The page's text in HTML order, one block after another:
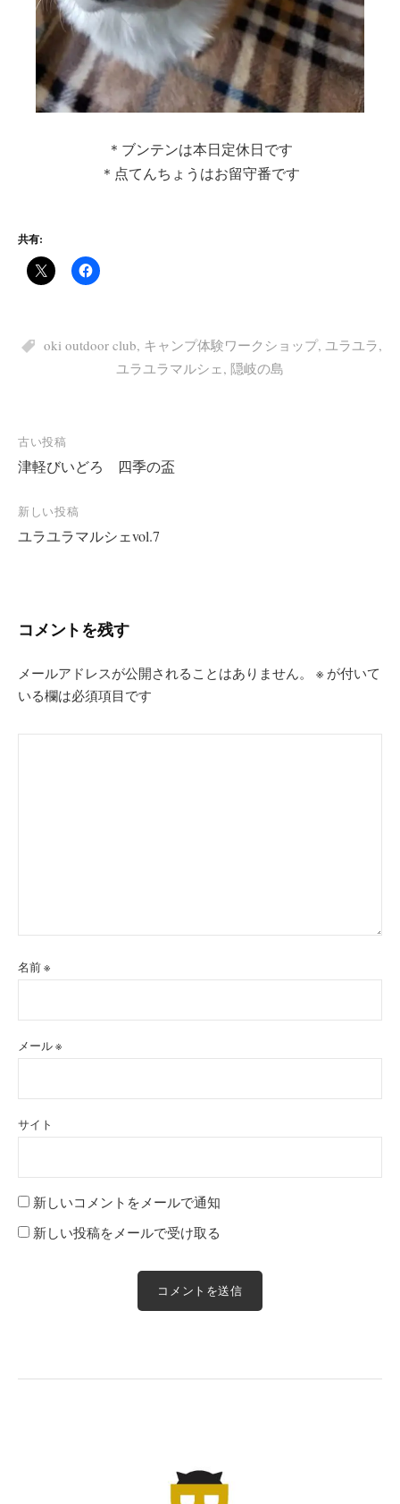
＊ブンテンは本日定休日です
＊点てんちょうはお留守番です
共有:
oki outdoor club, キャンプ体験ワークショップ, ユラユラ,
ユラユラマルシェ, 隠岐の島
投
稿
ナ
ビ
ゲ
ョ
古い投稿
津軽びいどろ 四季の盃
新しい投稿
ユラユラマルシェvol.7
コメントを残す
メールアドレスが公開されることはありません。 ※ が付いて
いる欄は必須項目です
名前※
メール※
サイト
新しいコメントをメールで通知
新しい投稿をメールで受け取る